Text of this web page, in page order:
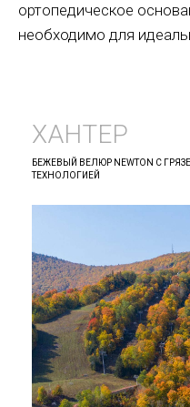
ортопедическое
необходимо для
ХАНТЕР
БЕЖЕВЫЙ ВЕЛЮР NEWTON С
ТЕХНОЛОГИЕЙ